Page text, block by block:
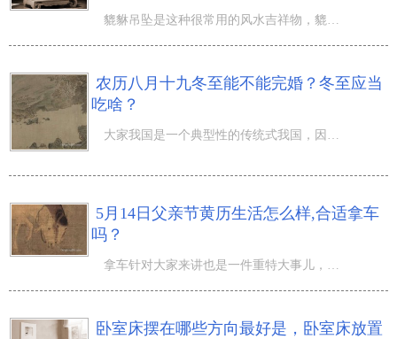
貔貅吊坠是这种很常用的风水吉祥物，貔貅吊坠有嘴无肛，能吞天地财而不漏水，只进出不来、大神通特异性，故
农历八月十九冬至能不能完婚？冬至应当
吃啥？
大家我国是一个典型性的传统式我国，因而拥有 丰富多彩的民俗风情及其风俗人情，而冬至做为二十四节气之一
5月14日父亲节黄历生活怎么样,合适拿车
吗？
拿车针对大家来讲也是一件重特大事儿，而为了更好地讨个吉利，一般也会挑选黄道吉日拿车呢，那麼5月14日父
卧室床摆在哪些方向最好是，卧室床放置